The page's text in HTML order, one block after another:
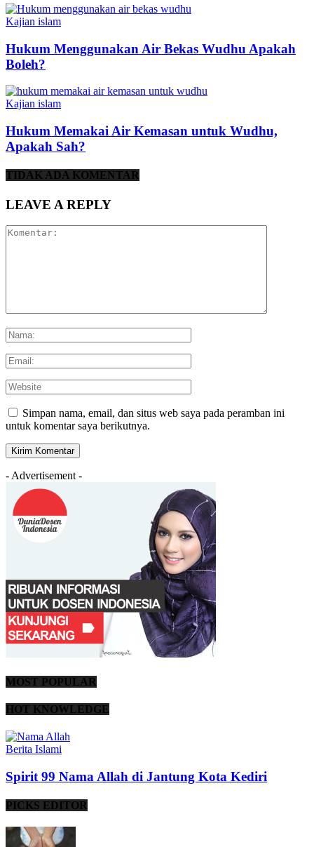
Kajian islam
Hukum Menggunakan Air Bekas Wudhu Apakah
Boleh?
Kajian islam
Hukum Memakai Air Kemasan untuk Wudhu,
Apakah Sah?
TIDAK ADA KOMENTAR
LEAVE A REPLY
Simpan nama, email, dan situs web saya pada peramban ini
untuk komentar saya berikutnya.
- Advertisement -
MOST POPULAR
HOT KNOWLEDGE
Berita Islami
Spirit 99 Nama Allah di Jantung Kota Kediri
PICKS EDITOR